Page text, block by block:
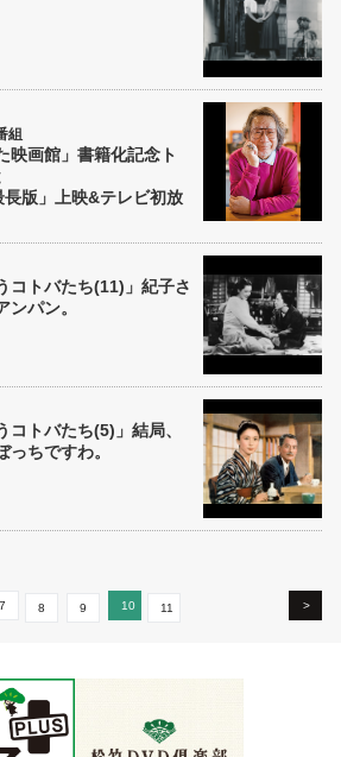
組
映画館」書籍化記念ト
版」上映&テレビ初放
コトバたち(11)」紀子さ
パン。
トバたち(5)」結局、
っちですわ。
7 8 9 10 11 >